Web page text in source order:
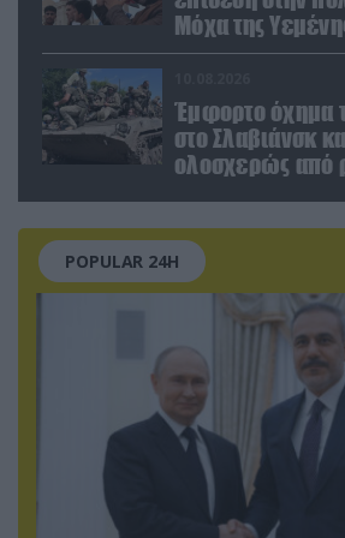
Μόχα της
επτά νεκροί
Έμφορτο όχημα
στο Σλαβιάνσκ
ολοσχερώς από
POPULAR 24H